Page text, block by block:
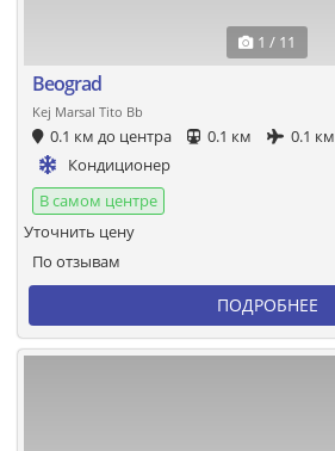
1 / 11
Beograd
Kej Marsal Tito Bb
0.1 км до центра 0.1 км
0.1 км
Кондиционер
В самом центре
По отзывам
Уточнить цену
ПОДРОБНЕЕ